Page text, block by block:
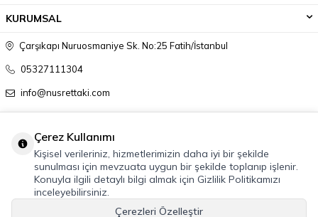
KURUMSAL
Çarşıkapı Nuruosmaniye Sk. No:25 Fatih/İstanbul
05327111304
info@nusrettaki.com
Çerez Kullanımı
Kişisel verileriniz, hizmetlerimizin daha iyi bir şekilde
sunulması için mevzuata uygun bir şekilde toplanıp işlenir.
Konuyla ilgili detaylı bilgi almak için Gizlilik Politikamızı
inceleyebilirsiniz.
Çerezleri Özelleştir